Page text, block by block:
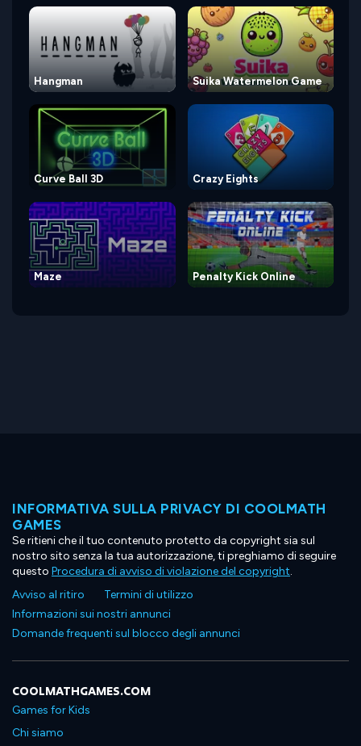
Hangman Suika Watermelon Game
Curve Ball 3D Crazy Eights
Maze Penalty Kick Online
INFORMATIVA SULLA PRIVACY DI COOLMATH
GAMES
Se ritieni che il tuo contenuto protetto da copyright sia sul
nostro sito senza la tua autorizzazione, ti preghiamo di seguire
questo Procedura di avviso di violazione del copyright.
Avviso al ritiro
Termini di utilizzo
Informazioni sui nostri annunci
Domande frequenti sul blocco degli annunci
COOLMATHGAMES.COM
Games for Kids
Chi siamo